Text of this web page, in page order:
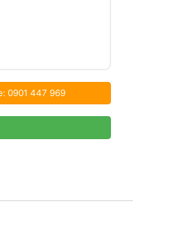
0901 447 969